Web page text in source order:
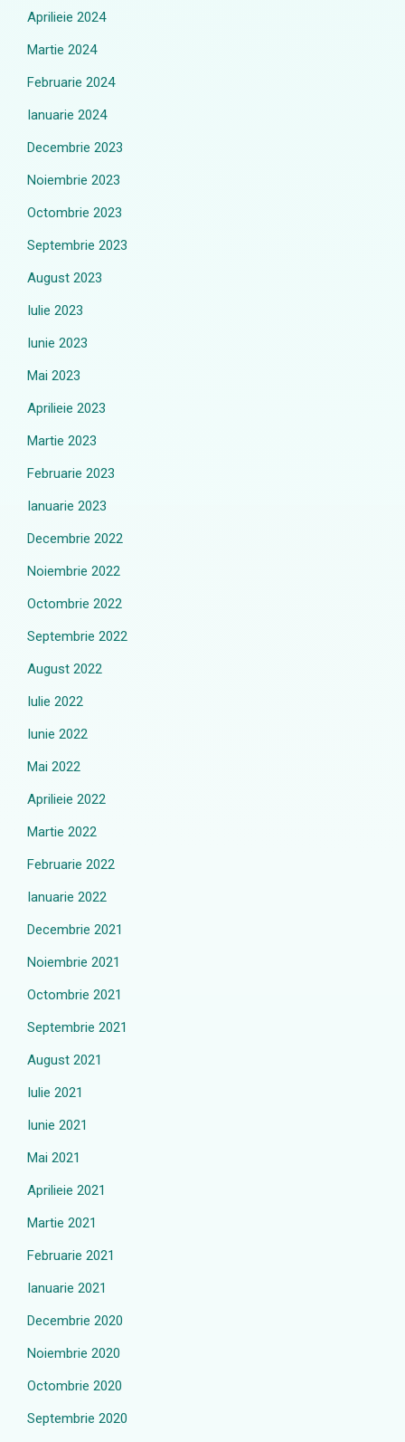
Aprilieie 2024
Martie 2024
Februarie 2024
Ianuarie 2024
Decembrie 2023
Noiembrie 2023
Octombrie 2023
Septembrie 2023
August 2023
Iulie 2023
Iunie 2023
Mai 2023
Aprilieie 2023
Martie 2023
Februarie 2023
Ianuarie 2023
Decembrie 2022
Noiembrie 2022
Octombrie 2022
Septembrie 2022
August 2022
Iulie 2022
Iunie 2022
Mai 2022
Aprilieie 2022
Martie 2022
Februarie 2022
Ianuarie 2022
Decembrie 2021
Noiembrie 2021
Octombrie 2021
Septembrie 2021
August 2021
Iulie 2021
Iunie 2021
Mai 2021
Aprilieie 2021
Martie 2021
Februarie 2021
Ianuarie 2021
Decembrie 2020
Noiembrie 2020
Octombrie 2020
Septembrie 2020